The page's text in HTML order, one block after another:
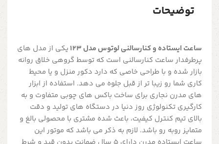
توضیحات
ساعت ایستاده و کنارسالنی لوتوس مدل 123
یکی از مدل های
پرطرفدار ساعت کنارسالنی است که توسط گروهی خلاق روانه
بازار شده و با طراحی خاصی که دارد دکور منزل و یا محیط
کاری شما رو زیبا تر از قبل جلوه می دهد. استفاده از ابزار
های مدرن نجاری برای ساخت باکس های چوبی متفاوت و به
کارگیری تکنولوژی روز دنیا در دستگاه های تولید و دقت
بالای تیم کنترل کیفیت، باعث شده مشتری با محصولی بالغ و
متمایز روبه رو باشد. لازم به ذکر می باشد که موتور این